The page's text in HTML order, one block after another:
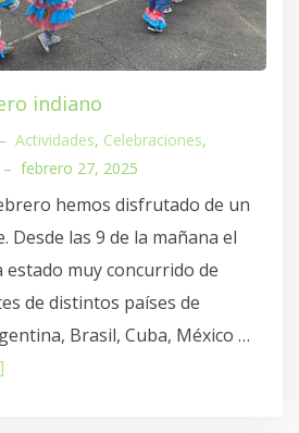
indiano
– Actividades, Celebraciones,
– febrero 27, 2025
hemos disfrutado de un
Desde las 9 de la mañana el
muy concurrido de
de distintos países de
Brasil, Cuba, México …